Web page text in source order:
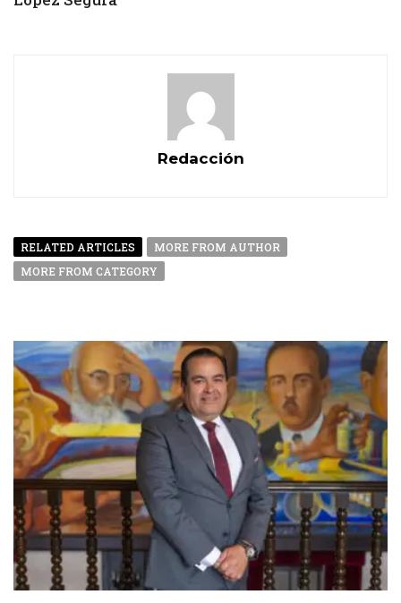
Redacción
RELATED ARTICLES
MORE FROM AUTHOR
MORE FROM CATEGORY